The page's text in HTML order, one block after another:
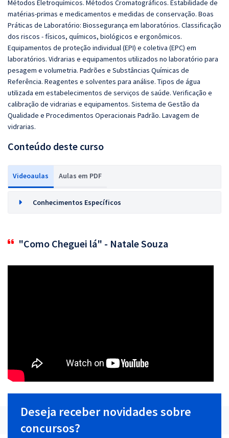
Métodos Eletroquímicos. Métodos Cromatográficos. Estabilidade de
matérias-primas e medicamentos e medidas de conservação. Boas
Práticas de Laboratório: Biossegurança em laboratórios. Classificação
dos riscos - físicos, químicos, biológicos e ergonômicos.
Equipamentos de proteção individual (EPI) e coletiva (EPC) em
laboratórios. Vidrarias e equipamentos utilizados no laboratório para
pesagem e volumetria. Padrões e Substâncias Químicas de
Referência. Reagentes e solventes para análise. Tipos de água
utilizada em estabelecimentos de serviços de saúde. Verificação e
calibração de vidrarias e equipamentos. Sistema de Gestão da
Qualidade e Procedimentos Operacionais Padrão. Lavagem de
vidrarias.
Conteúdo deste curso
Videoaulas Aulas em PDF
Conhecimentos Específicos
"Como Cheguei lá" - Natale Souza
Deseja receber novidades sobre
concursos?